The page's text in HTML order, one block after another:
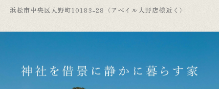
浜松市中央区入野町10183-28（アベイル入野店様近く）